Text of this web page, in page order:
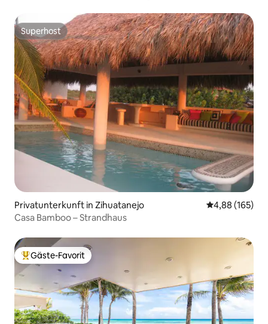
Superhost
Superhost
Privatunterkunft in Zihuatanejo
4,88 (165)
Casa Bamboo – Strandhaus
Beliebter Gäste-Favorit.
Gäste-Favorit